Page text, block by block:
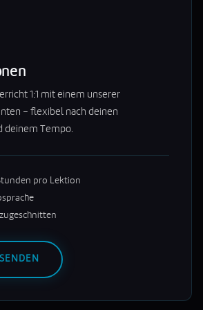
1:1 mit einem unserer
– flexibel nach deinen
deinem Tempo.
pro Lektion